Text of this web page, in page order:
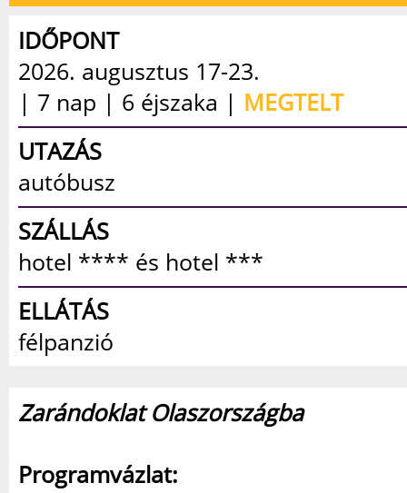
IDŐPONT
2026. augusztus 17-23.
| 7 nap | 6 éjszaka | MEGTELT
UTAZÁS
autóbusz
SZÁLLÁS
hotel **** és hotel ***
ELLÁTÁS
félpanzió
Zarándoklat Olaszországba
Programvázlat: